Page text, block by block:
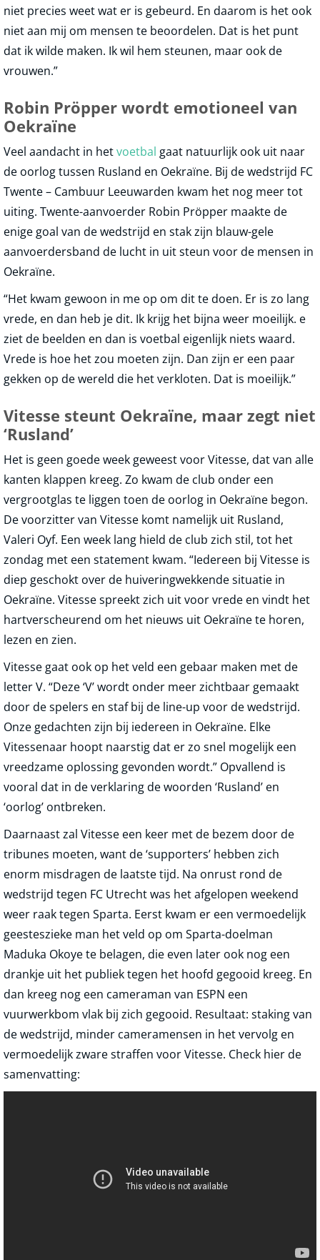
niet precies weet wat er is gebeurd. En daarom is het ook
niet aan mij om mensen te beoordelen. Dat is het punt
dat ik wilde maken. Ik wil hem steunen, maar ook de
vrouwen.”
Robin Pröpper wordt emotioneel van
Oekraïne
Veel aandacht in hetvoetbal gaat natuurlijk ook uit naar
de oorlog tussen Rusland en Oekraïne. Bij de wedstrijd FC
Twente – Cambuur Leeuwarden kwam het nog meer tot
uiting. Twente-aanvoerder Robin Pröpper maakte de
enige goal van de wedstrijd en stak zijn blauw-gele
aanvoerdersband de lucht in uit steun voor de mensen in
Oekraïne.
“Het kwam gewoon in me op om dit te doen. Er is zo lang
vrede, en dan heb je dit. Ik krijg het bijna weer moeilijk. e
ziet de beelden en dan is voetbal eigenlijk niets waard.
Vrede is hoe het zou moeten zijn. Dan zijn er een paar
gekken op de wereld die het verkloten. Dat is moeilijk.”
Vitesse steunt Oekraïne, maar zegt niet
‘Rusland’
Het is geen goede week geweest voor Vitesse, dat van alle
kanten klappen kreeg. Zo kwam de club onder een
vergrootglas te liggen toen de oorlog in Oekraïne begon.
De voorzitter van Vitesse komt namelijk uit Rusland,
Valeri Oyf. Een week lang hield de club zich stil, tot het
zondag met een statement kwam. “Iedereen bij Vitesse is
diep geschokt over de huiveringwekkende situatie in
Oekraïne. Vitesse spreekt zich uit voor vrede en vindt het
hartverscheurend om het nieuws uit Oekraïne te horen,
lezen en zien.
Vitesse gaat ook op het veld een gebaar maken met de
letter V. “Deze ‘V’ wordt onder meer zichtbaar gemaakt
door de spelers en staf bij de line-up voor de wedstrijd.
Onze gedachten zijn bij iedereen in Oekraïne. Elke
Vitessenaar hoopt naarstig dat er zo snel mogelijk een
vreedzame oplossing gevonden wordt.” Opvallend is
vooral dat in de verklaring de woorden ‘Rusland’ en
‘oorlog’ ontbreken.
Daarnaast zal Vitesse een keer met de bezem door de
tribunes moeten, want de ‘supporters’ hebben zich
enorm misdragen de laatste tijd. Na onrust rond de
wedstrijd tegen FC Utrecht was het afgelopen weekend
weer raak tegen Sparta. Eerst kwam er een vermoedelijk
geesteszieke man het veld op om Sparta-doelman
Maduka Okoye te belagen, die even later ook nog een
drankje uit het publiek tegen het hoofd gegooid kreeg. En
dan kreeg nog een cameraman van ESPN een
vuurwerkbom vlak bij zich gegooid. Resultaat: staking van
de wedstrijd, minder cameramensen in het vervolg en
vermoedelijk zware straffen voor Vitesse. Check hier de
samenvatting: